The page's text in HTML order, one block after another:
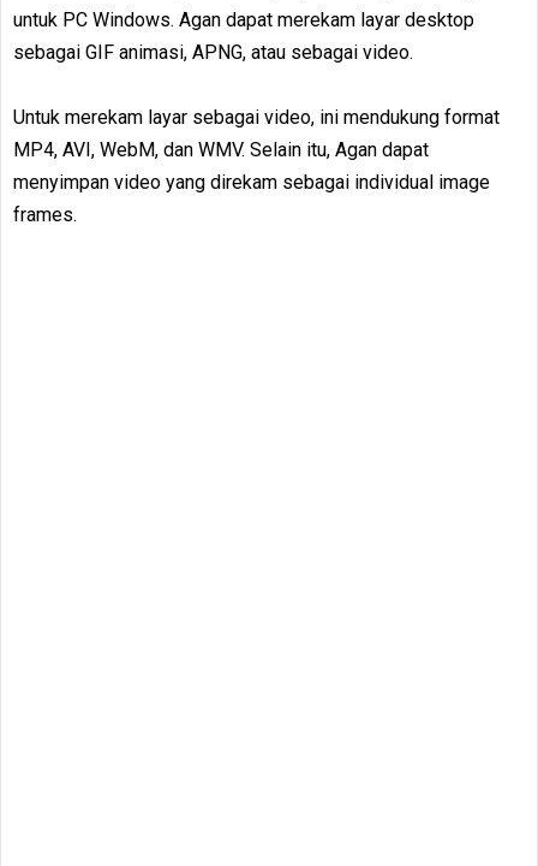
untuk PC Windows. Agan dapat merekam layar desktop
sebagai GIF animasi, APNG, atau sebagai video.
Untuk merekam layar sebagai video, ini mendukung format
MP4, AVI, WebM, dan WMV. Selain itu, Agan dapat
menyimpan video yang direkam sebagai individual image
frames.